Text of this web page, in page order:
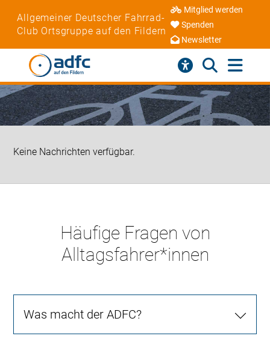
Allgemeiner Deutscher Fahrrad-
Club Ortsgruppe auf den Fildern
Mitglied werden
Spenden
Newsletter
Keine Nachrichten verfügbar.
Häufige Fragen von
Alltagsfahrer*innen
Was macht der ADFC?